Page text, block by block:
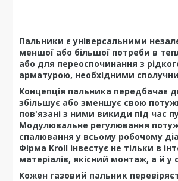
Пальники є універсальними
меншої або більшої потреби в
або для переоспочинання з
арматурою, необхідними
Концепція пальника передбачає
збільшує або зменшує свою
пов'язані з ними викиди під час
Модулювальне регулювання
спалювання у всьому робочому
Фірма Kroll інвестує не тільки в
матеріалів, якісний монтаж, а й
Кожен газовий пальник